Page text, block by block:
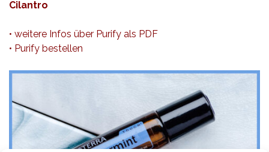
Cilantro
• weitere Infos über Purify als PDF
• Purify bestellen